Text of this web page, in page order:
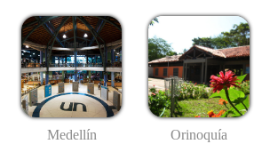
Medellín Orinoquía